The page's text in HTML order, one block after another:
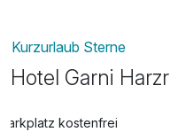
Haustiere im
Late Check Out
Kurzurlaub Sterne
Hotel Garni
Parkplatz kostenfrei